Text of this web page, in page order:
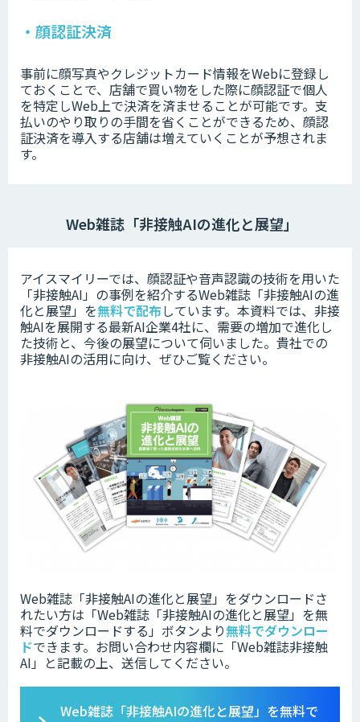
・顔認証決済
事前に顔写真やクレジットカード情報をWebに登録し
ておくことで、店舗で買い物をした際に顔認証で個人
を特定しWeb上で決済を済ませることが可能です。支
払いのやり取りの手間を省くことができるため、顔認
証決済を導入する店舗は増えていくことが予想されま
す。
Web雑誌「非接触AIの進化と展望」
アイスマイリーでは、顔認証や音声認識の技術を用いた
「非接触AI」の事例を紹介するWeb雑誌「非接触AIの進
化と展望」を無料で配布しています。本資料では、非接
触AIを展開する最新AI企業4社に、需要の増加で進化し
た技術と、今後の展望について伺いました。 貴社での
非接触AIの活用に向け、ぜひご覧ください。
Web雑誌「非接触AIの進化と展望」をダウンロードさ
れたい方は「Web雑誌「非接触AIの進化と展望」を無
料でダウンロードする」ボタンより無料でダウンロー
ドできます。お問い合わせ内容欄に「Web雑誌非接触
AI」と記載の上、送信してください。
Web雑誌「非接触AIの進化と展望」を無料で